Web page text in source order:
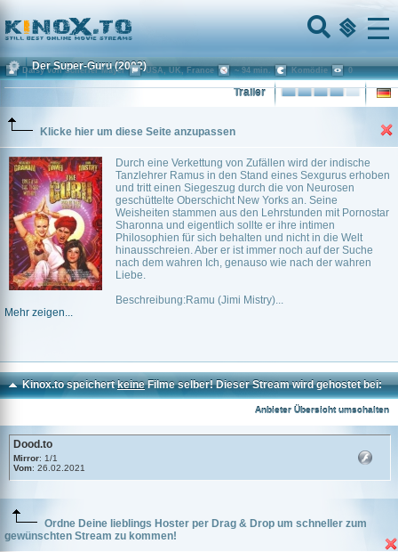
Home
Menu
Der Super-Guru (2002)
Trailer
Klicke hier um diese Seite anzupassen
Durch eine Verkettung von Zufällen wird der indische
Tanzlehrer Ramus in den Stand eines Sexgurus erhoben
und tritt einen Siegeszug durch die von Neurosen
geschüttelte Oberschicht New Yorks an. Seine
Weisheiten stammen aus den Lehrstunden mit Pornostar
Sharonna und eigentlich sollte er ihre intimen
Philosophien für sich behalten und nicht in die Welt
hinausschreien. Aber er ist immer noch auf der Suche
nach dem wahren Ich, genauso wie nach der wahren
Liebe.
Beschreibung:Ramu (Jimi Mistry)...
Mehr zeigen...
Daisy von Scherler Mayer USA, UK, France ~ 94 min. Komödie 0
Kinox.to speichertkeineFilme selber! Dieser Stream wird gehostet bei:
Anbieter Übersicht umschalten
Dood.to
Mirror: 1/1
Vom: 26.02.2021
Ordne Deine lieblings Hoster per Drag & Drop um schneller zum
gewünschten Stream zu kommen!